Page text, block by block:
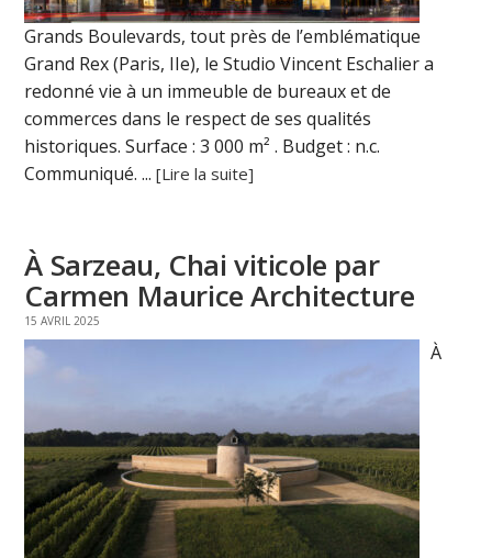
Grands Boulevards, tout près de l’emblématique
Grand Rex (Paris, IIe), le Studio Vincent Eschalier a
redonné vie à un immeuble de bureaux et de
commerces dans le respect de ses qualités
historiques. Surface : 3 000 m² . Budget : n.c.
Communiqué. ...[Lire la suite]
À Sarzeau, Chai viticole par
Carmen Maurice Architecture
15 AVRIL 2025
À